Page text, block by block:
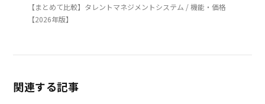
【まとめて比較】タレントマネジメントシステム / 機能・価格
【2026年版】
関連する記事